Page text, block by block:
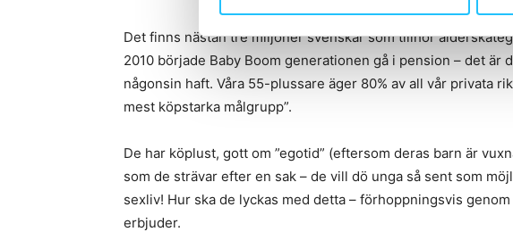
Det finns nästan tre miljoner svenskar som tillhör
2010 började Baby Boom generationen gå i pension – det är
någonsin haft. Våra 55-plussare äger 80% av all vår privata
mest köpstarka målgrupp”.
De har köplust, gott om ”egotid” (eftersom deras barn är
som de strävar efter en sak – de vill dö unga så sent som
sexliv! Hur ska de lyckas med detta – förhoppningsvis
erbjuder.